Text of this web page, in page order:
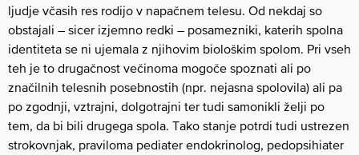
ljudje včasih res rodijo v napačnem telesu. Od nekdaj so
obstajali – sicer izjemno redki – posamezniki, katerih spolna
identiteta se ni ujemala z njihovim biološkim spolom. Pri vseh
teh je to drugačnost večinoma mogoče spoznati ali po
značilnih telesnih posebnostih (npr. nejasna spolovila) ali pa
po zgodnji, vztrajni, dolgotrajni ter tudi samonikli želji po
tem, da bi bili drugega spola. Tako stanje potrdi tudi ustrezen
strokovnjak, praviloma pediater endokrinolog, pedopsihiater